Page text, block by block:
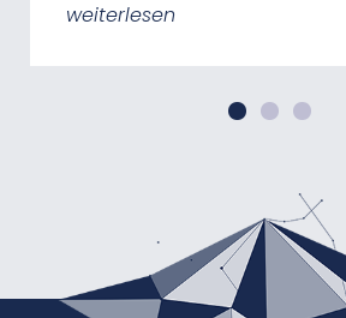
weiterlesen